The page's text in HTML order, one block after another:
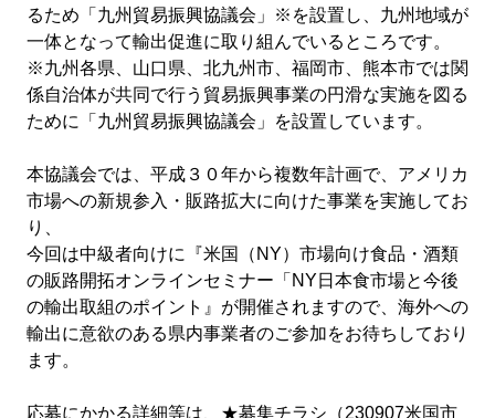
るため「九州貿易振興協議会」※を設置し、九州地域が
一体となって輸出促進に取り組んでいるところです。
※九州各県、山口県、北九州市、福岡市、熊本市では関
係自治体が共同で行う貿易振興事業の円滑な実施を図る
ために「九州貿易振興協議会」を設置しています。
本協議会では、平成３０年から複数年計画で、アメリカ
市場への新規参入・販路拡大に向けた事業を実施してお
り、
今回は中級者向けに『米国（NY）市場向け食品・酒類
の販路開拓オンラインセミナー「NY日本食市場と今後
の輸出取組のポイント』が開催されますので、海外への
輸出に意欲のある県内事業者のご参加をお待ちしており
ます。
応募にかかる詳細等は、 ★募集チラシ（230907米国市